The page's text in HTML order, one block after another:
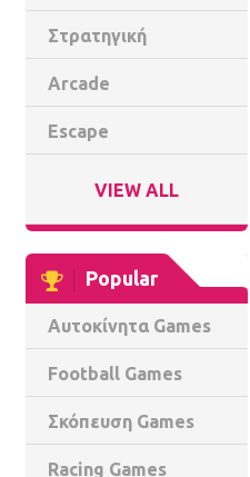
Στρατηγική
Arcade
Escape
VIEW ALL
Popular
Αυτοκίνητα Games
Football Games
Σκόπευση Games
Racing Games